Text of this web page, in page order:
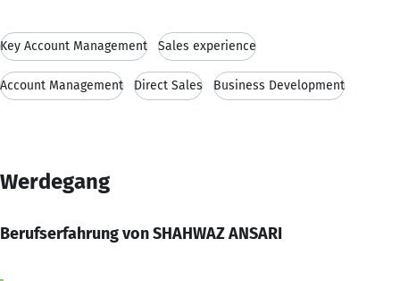
Key Account Management Sales experience
Account Management Direct Sales Business Development
Werdegang
Berufserfahrung von SHAHWAZ ANSARI